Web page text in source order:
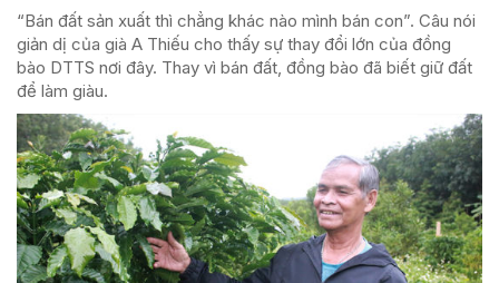
“Bán đất sản xuất thì chẳng khác nào mình bán con”. Câu nói
giản dị của già A Thiếu cho thấy sự thay đổi lớn của đồng
bào DTTS nơi đây. Thay vì bán đất, đồng bào đã biết giữ đất
để làm giàu.